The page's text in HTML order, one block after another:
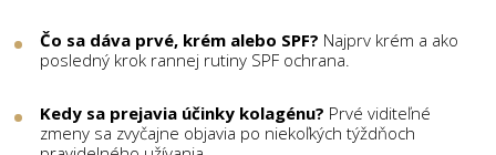
Čo sa dáva prvé, krém alebo SPF? Najprv krém a ako
posledný krok rannej rutiny SPF ochrana.
Kedy sa prejavia účinky kolagénu? Prvé viditeľné
zmeny sa zvyčajne objavia po niekoľkých týždňoch